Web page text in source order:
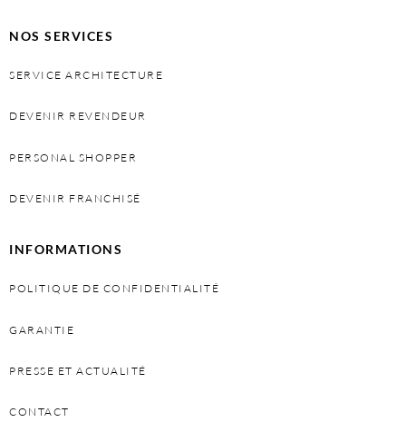
NOS SERVICES
SERVICE ARCHITECTURE
DEVENIR REVENDEUR
PERSONAL SHOPPER
DEVENIR FRANCHISÉ
INFORMATIONS
POLITIQUE DE CONFIDENTIALITÉ
GARANTIE
PRESSE ET ACTUALITÉ
CONTACT